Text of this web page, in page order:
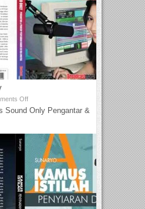
Off
Sound Only Pengantar &